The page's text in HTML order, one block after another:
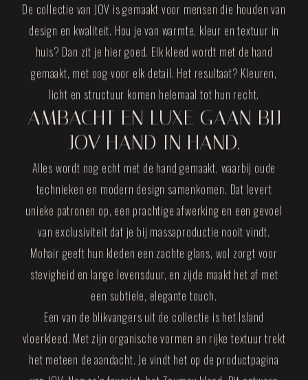
De collectie van JOV is gemaakt voor mensen die houden van
design en kwaliteit. Hou je van warmte, kleur en textuur in
huis? Dan zit je hier goed. Elk kleed wordt met de hand
gemaakt, met oog voor elk detail. Het resultaat? Kleuren,
licht en structuur komen helemaal tot hun recht.
AMBACHT EN LUXE GAAN BIJ
JOV HAND IN HAND.
Alles wordt nog echt met de hand gemaakt, waarbij oude
technieken en modern design samenkomen. Dat levert
unieke patronen op, een prachtige afwerking en een gevoel
van exclusiviteit dat je bij massaproductie nooit vindt.
Mohair geeft hun kleden een zachte glans, wol zorgt voor
stevigheid en lange levensduur, en zijde maakt het af met
een subtiele, elegante touch.
Een van de blikvangers uit de collectie is het Island
vloerkleed. Met zijn organische vormen en rijke textuur trekt
het meteen de aandacht. Je vindt het op de productpagina